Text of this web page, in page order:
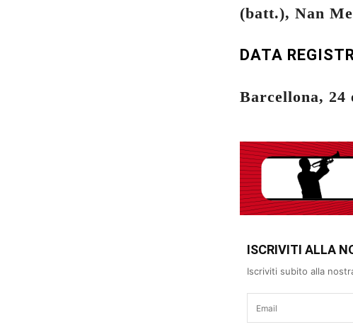
(batt.), Nan
DATA
Barcellona, 24
ISCRIVITI ALLA
Iscriviti subito alla